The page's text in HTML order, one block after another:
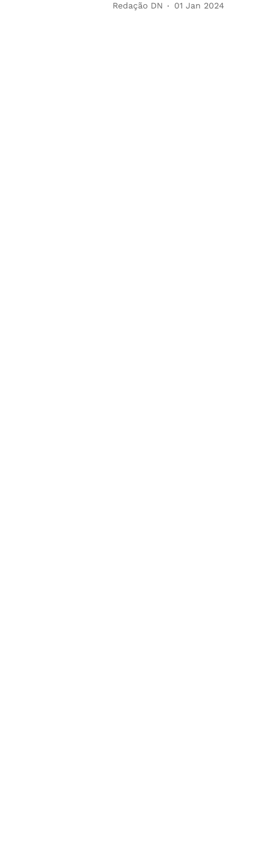
Redação DN 01 Jan 2024